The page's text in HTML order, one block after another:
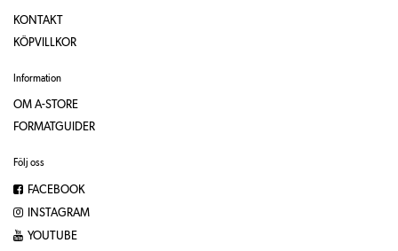
KONTAKT
KÖPVILLKOR
Information
OM A-STORE
FORMATGUIDER
Följ oss
FACEBOOK
INSTAGRAM
YOUTUBE